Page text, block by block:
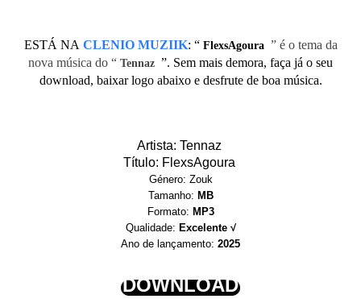
ESTÁ NA CLENIO MUZIIK: “ FlexsAgoura ” é o tema da
nova música do “ Tennaz ”. Sem mais demora, faça já o seu
download, baixar logo abaixo e desfrute de boa música.
Artista: Tennaz
Título: FlexsAgoura
Género: Zouk
Tamanho: MB
Formato: MP3
Qualidade: Excelente √
Ano de lançamento: 2025
DOWNLOAD